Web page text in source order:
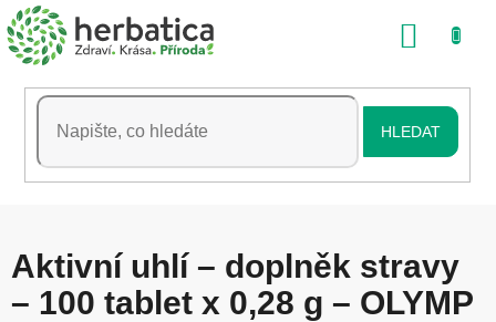
Přejít
na
obsah
HLEDAT
Aktivní uhlí – doplněk stravy
– 100 tablet x 0,28 g – OLYMP